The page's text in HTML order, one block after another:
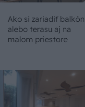
Ako si zariadiť balkón
alebo terasu aj na
malom priestore